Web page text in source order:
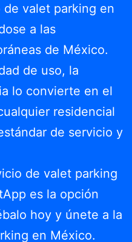
valet parking en
a las
de México.
de uso, la
lo convierte en el
residencial
de servicio y
de valet parking
es la opción
hoy y únete a la
en México.